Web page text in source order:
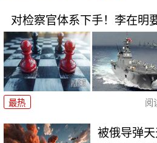
对检察官体系下手！李在明
最热 阅
被俄导弹天